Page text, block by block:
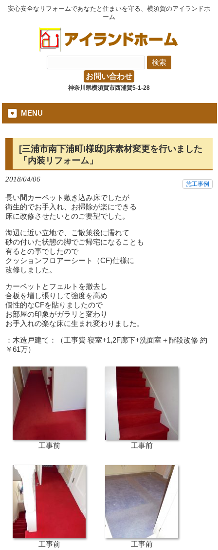
安心安全なリフォームであなたと住まいを守る、横須賀のアイランドホ
ーム
お問い合わせ
神奈川県横須賀市西浦賀5-1-28
MENU
[三浦市南下浦町I様邸]床素材変更を行いました
「内装リフォーム」
2018/04/06
施工事例
長い間カーペット敷き込み床でしたが
衛生的でお手入れ、お掃除が楽にできる
床に改修させたいとのご要望でした。
海辺に近い立地で、ご散策後に濡れて
砂の付いた状態の脚でご帰宅になることも
有るとの事でしたので
クッションフロアーシート（CF)仕様に
改修しました。
カーペットとフェルトを撤去し
合板を増し張りして強度を高め
個性的なCFを貼りましたので
お部屋の印象がガラリと変わり
お手入れの楽な床に生まれ変わりました。
：木造戸建て：（工事費 寝室+1,2F廊下+洗面室＋階段改修 約
￥61万）
工事前 工事前
工事前 工事前